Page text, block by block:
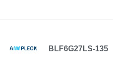
BLF6G27LS-135